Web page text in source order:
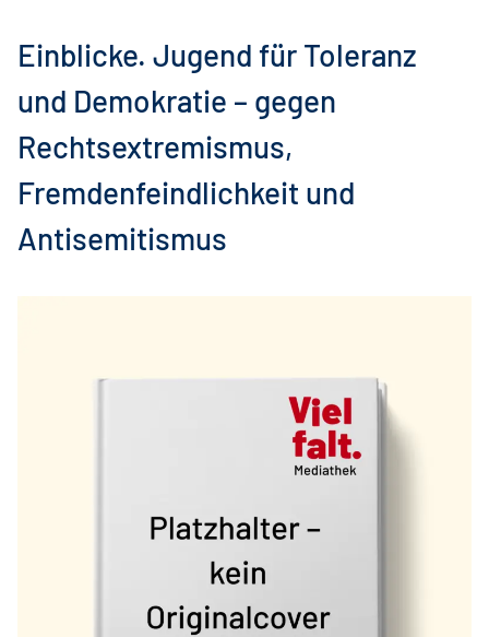
Einblicke. Jugend für Toleranz
und Demokratie – gegen
Rechtsextremismus,
Fremdenfeindlichkeit und
Antisemitismus